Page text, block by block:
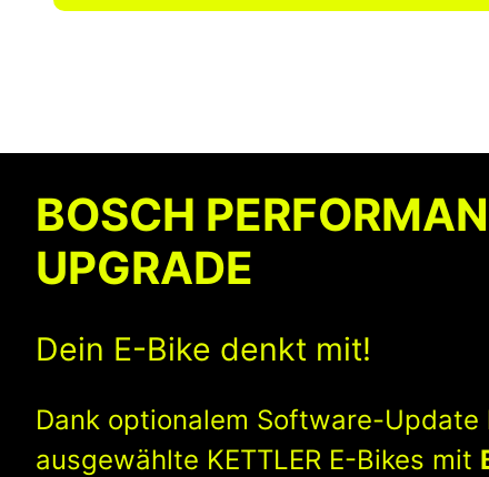
BOSCH
UPGRADE
Dein E-Bike denkt mit!
Dank optionalem Software-Update
ausgewählte KETTLER E-Bikes mit